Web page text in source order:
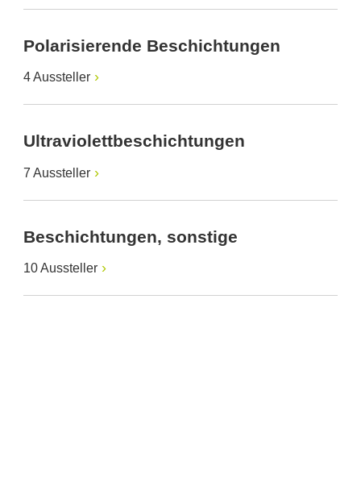
Polarisierende Beschichtungen
4 Aussteller
Ultraviolettbeschichtungen
7 Aussteller
Beschichtungen, sonstige
10 Aussteller